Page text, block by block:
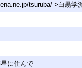
tsuruba/”>白黒学
に住んで